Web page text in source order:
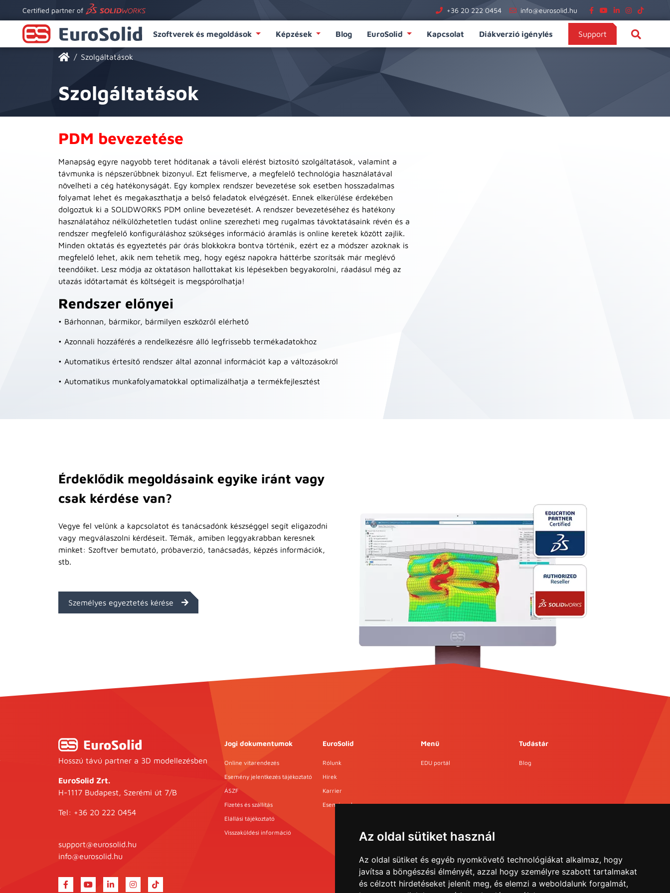
Az oldal sütiket használ
Az oldal sütiket és egyéb nyomkövető technológiákat alkalmaz, hogy
javítsa a böngészési élményét, azzal hogy személyre szabott tartalmakat
és célzott hirdetéseket jelenít meg, és elemzi a weboldalunk forgalmát,
Certified partner of +36 20 222 0454 info@eurosolid.hu
Szoftverek és megoldások Képzések Blog EuroSolid Kapcsolat Diákverzió igénylés Support
Szolgáltatások
Szolgáltatások
PDM bevezetése
Manapság egyre nagyobb teret hódítanak a távoli elérést biztosító szolgáltatások, valamint a
távmunka is népszerűbbnek bizonyul. Ezt felismerve, a megfelelő technológia használatával
növelheti a cég hatékonyságát. Egy komplex rendszer bevezetése sok esetben hosszadalmas
folyamat lehet és megakaszthatja a belső feladatok elvégzését. Ennek elkerülése érdekében
dolgoztuk ki a SOLIDWORKS PDM online bevezetését. A rendszer bevezetéséhez és hatékony
használatához nélkülözhetetlen tudást online szerezheti meg rugalmas távoktatásaink révén és a
rendszer megfelelő konfiguráláshoz szükséges információ áramlás is online keretek között zajlik.
Minden oktatás és egyeztetés pár órás blokkokra bontva történik, ezért ez a módszer azoknak is
megfelelő lehet, akik nem tehetik meg, hogy egész napokra háttérbe szorítsák már meglévő
teendőiket. Lesz módja az oktatáson hallottakat kis lépésekben begyakorolni, ráadásul még az
utazás időtartamát és költségeit is megspórolhatja!
Rendszer előnyei
• Bárhonnan, bármikor, bármilyen eszközről elérhető
• Azonnali hozzáférés a rendelkezésre álló legfrissebb termékadatokhoz
• Automatikus értesítő rendszer által azonnal információt kap a változásokról
• Automatikus munkafolyamatokkal optimalizálhatja a termékfejlesztést
Érdeklődik megoldásaink egyike iránt vagy
csak kérdése van?
Vegye fel velünk a kapcsolatot és tanácsadónk készséggel segít eligazodni
vagy megválaszolni kérdéseit. Témák, amiben leggyakrabban keresnek
minket: Szoftver bemutató, próbaverzió, tanácsadás, képzés információk,
stb.
Személyes egyeztetés kérése
Hosszú távú partner a 3D modellezésben
EuroSolid Zrt.
H-1117 Budapest, Szerémi út 7/B
Tel: +36 20 222 0454
support@eurosolid.hu
info@eurosolid.hu
Jogi dokumentumok
Online vitarendezés
Esemény jelentkezés tájékoztató
ÁSZF
Fizetés és szállítás
Elállási tájékoztató
Visszaküldési információ
EuroSolid
Rólunk
Hírek
Karrier
Események
Menü
EDU portál
Tudástár
Blog